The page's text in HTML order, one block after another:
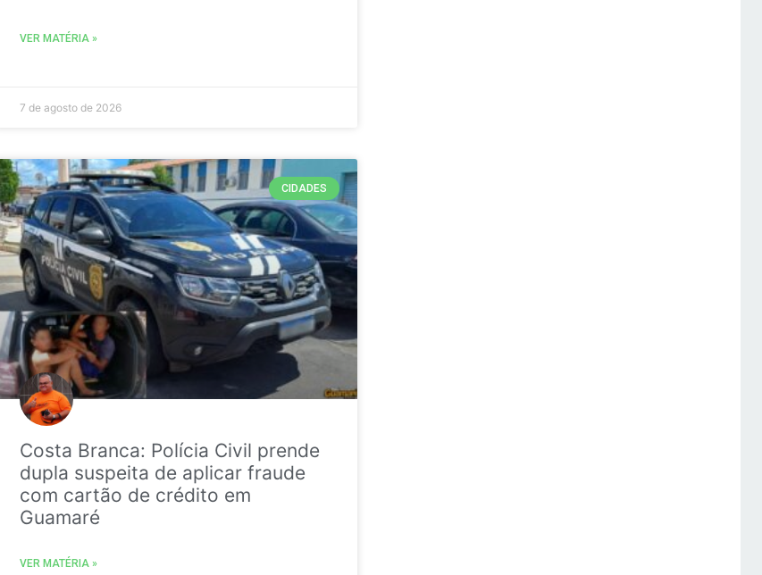
VER MATÉRIA »
7 de agosto de 2026
CIDADES
Costa Branca: Polícia Civil prende
dupla suspeita de aplicar fraude
com cartão de crédito em
Guamaré
VER MATÉRIA »